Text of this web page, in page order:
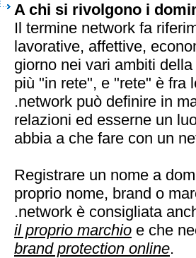
A chi si rivolgono i
Il termine network fa
lavorative, affettive,
giorno nei vari ambiti
più "in rete", e "rete" è fra
.network può definire in
relazioni ed esserne un
abbia a che fare con un
Registrare un nome a
proprio nome, brand o
.network è consigliata
il proprio marchio e che
brand protection online.